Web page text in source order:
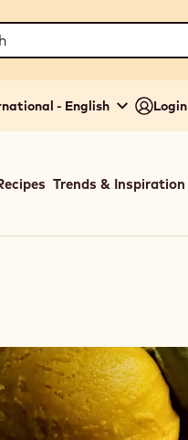
- English Login
Trends & Inspiration